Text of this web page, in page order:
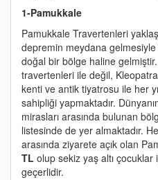
1-Pamukkale
Pamukkale Travertenleri
depremin meydana
doğal bir bölge haline
travertenleri ile değil,
kenti ve antik tiyatrosu ile her
sahipliği yapmaktadır.
mirasları arasında bulunan
listesinde de yer almaktadır.
arasında ziyarete açık olan
TL olup sekiz yaş altı çocuklar
geçerlidir.